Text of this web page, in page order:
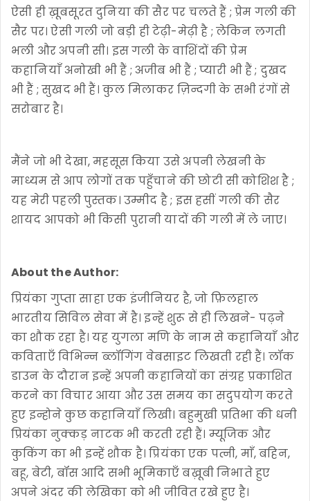
ऐसी ही ख़ूबसूरत दुनिया की सैर पर चलते हैं ; प्रेम गली की
सैर पर। ऐसी गली जो बड़ी ही टेढ़ी-मेढ़ी है ; लेकिन लगती
भली और अपनी सी। इस गली के वाशिंदों की प्रेम
कहानियाँ अनोखी भी हैं ; अजीब भी हैं ; प्यारी भी हैं ; दुखद
भी हैं ; सुखद भी हैं। कुल मिलाकर ज़िन्दगी के सभी रंगों से
सरोबार है।
मैंने जो भी देखा, महसूस किया उसे अपनी लेखनी के
माध्यम से आप लोगों तक पहुँचाने की छोटी सी कोशिश है ;
यह मेरी पहली पुस्तक। उम्मीद है ; इस हसीं गली की सैर
शायद आपको भी किसी पुरानी यादों की गली में ले जाए।
About the Author:
प्रियंका गुप्ता साहा एक इंजीनियर है, जो फ़िलहाल
भारतीय सिविल सेवा में है। इन्हें शुरू से ही लिखने- पढ़ने
का शौक रहा है। यह युगला मणि के नाम से कहानियाँ और
कविताएँ विभिन्न ब्लॉगिंग वेबसाइट लिखती रही हैं। लॉक
डाउन के दौरान इन्हें अपनी कहानियों का संग्रह प्रकाशित
करने का विचार आया और उस समय का सदुपयोग करते
हुए इन्होने कुछ कहानियाँ लिखी। बहुमुखी प्रतिभा की धनी
प्रियंका नुक्कड़ नाटक भी करती रही हैं। म्यूजिक और
कुकिंग का भी इन्हें शौक है। प्रियंका एक पत्नी, माँ, बहिन,
बहू, बेटी, बॉस आदि सभी भूमिकाएँ बख़ूबी निभाते हुए
अपने अंदर की लेखिका को भी जीवित रखे हुए है।